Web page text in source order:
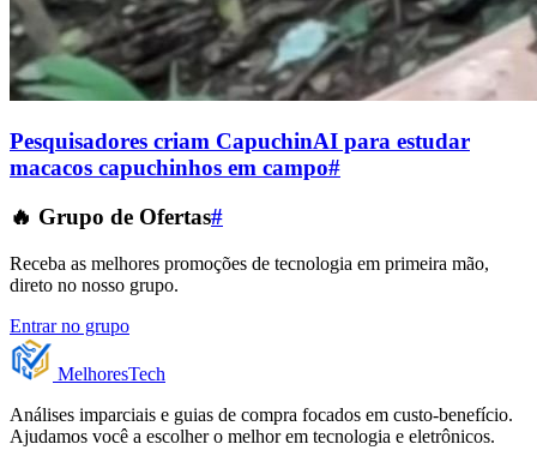
Pesquisadores criam CapuchinAI para estudar
macacos capuchinhos em campo#
🔥 Grupo de Ofertas#
Receba as melhores promoções de tecnologia em primeira mão,
direto no nosso grupo.
Entrar no grupo
MelhoresTech
Análises imparciais e guias de compra focados em custo-benefício.
Ajudamos você a escolher o melhor em tecnologia e eletrônicos.